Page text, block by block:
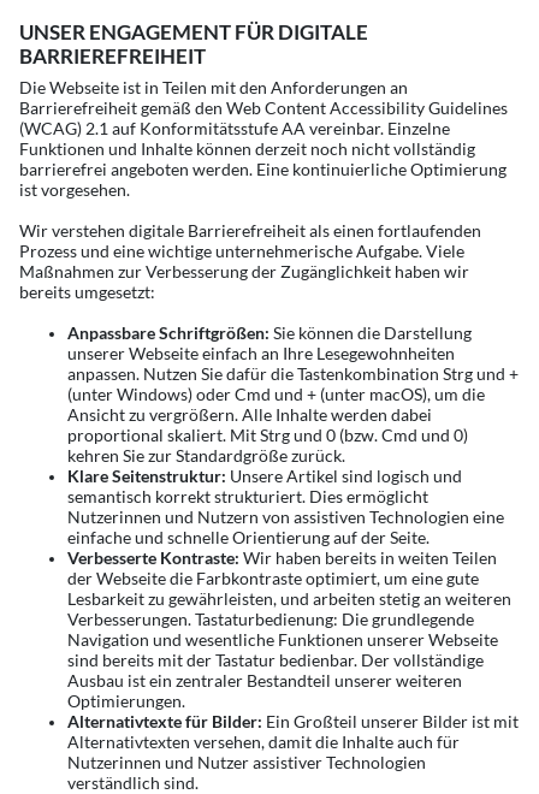
UNSER ENGAGEMENT FÜR DIGITALE
BARRIEREFREIHEIT
Die Webseite ist in Teilen mit den Anforderungen an
Barrierefreiheit gemäß den Web Content Accessibility Guidelines
(WCAG) 2.1 auf Konformitätsstufe AA vereinbar. Einzelne
Funktionen und Inhalte können derzeit noch nicht vollständig
barrierefrei angeboten werden. Eine kontinuierliche Optimierung
ist vorgesehen.
Wir verstehen digitale Barrierefreiheit als einen fortlaufenden
Prozess und eine wichtige unternehmerische Aufgabe. Viele
Maßnahmen zur Verbesserung der Zugänglichkeit haben wir
bereits umgesetzt:
Anpassbare Schriftgrößen: Sie können die Darstellung
unserer Webseite einfach an Ihre Lesegewohnheiten
anpassen. Nutzen Sie dafür die Tastenkombination Strg und +
(unter Windows) oder Cmd und + (unter macOS), um die
Ansicht zu vergrößern. Alle Inhalte werden dabei
proportional skaliert. Mit Strg und 0 (bzw. Cmd und 0)
kehren Sie zur Standardgröße zurück.
Klare Seitenstruktur: Unsere Artikel sind logisch und
semantisch korrekt strukturiert. Dies ermöglicht
Nutzerinnen und Nutzern von assistiven Technologien eine
einfache und schnelle Orientierung auf der Seite.
Verbesserte Kontraste: Wir haben bereits in weiten Teilen
der Webseite die Farbkontraste optimiert, um eine gute
Lesbarkeit zu gewährleisten, und arbeiten stetig an weiteren
Verbesserungen. Tastaturbedienung: Die grundlegende
Navigation und wesentliche Funktionen unserer Webseite
sind bereits mit der Tastatur bedienbar. Der vollständige
Ausbau ist ein zentraler Bestandteil unserer weiteren
Optimierungen.
Alternativtexte für Bilder: Ein Großteil unserer Bilder ist mit
Alternativtexten versehen, damit die Inhalte auch für
Nutzerinnen und Nutzer assistiver Technologien
verständlich sind.